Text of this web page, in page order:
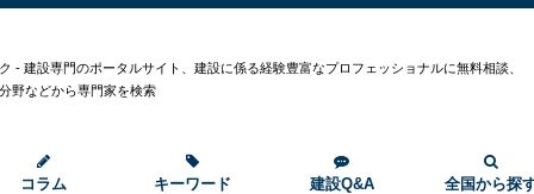
- 建設専門のポータルサイト、建設に係る経験豊富なプロフェッショナルに無料相談、
野などから専門家を検索
コラム キーワード 建設Q&A 全国から探